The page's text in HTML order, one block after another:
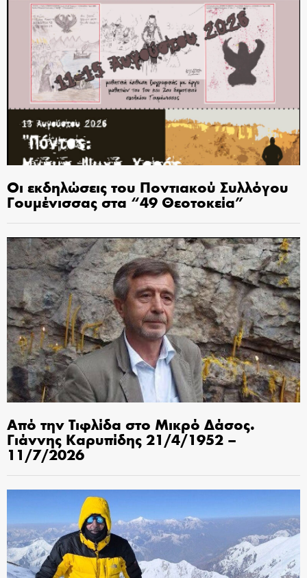
Οι εκδηλώσεις του Ποντιακού Συλλόγου
Γουμένισσας στα “49 Θεοτοκεία”
Από την Τιφλίδα στο Μικρό Δάσος.
Γιάννης Καρυπίδης 21/4/1952 –
11/7/2026